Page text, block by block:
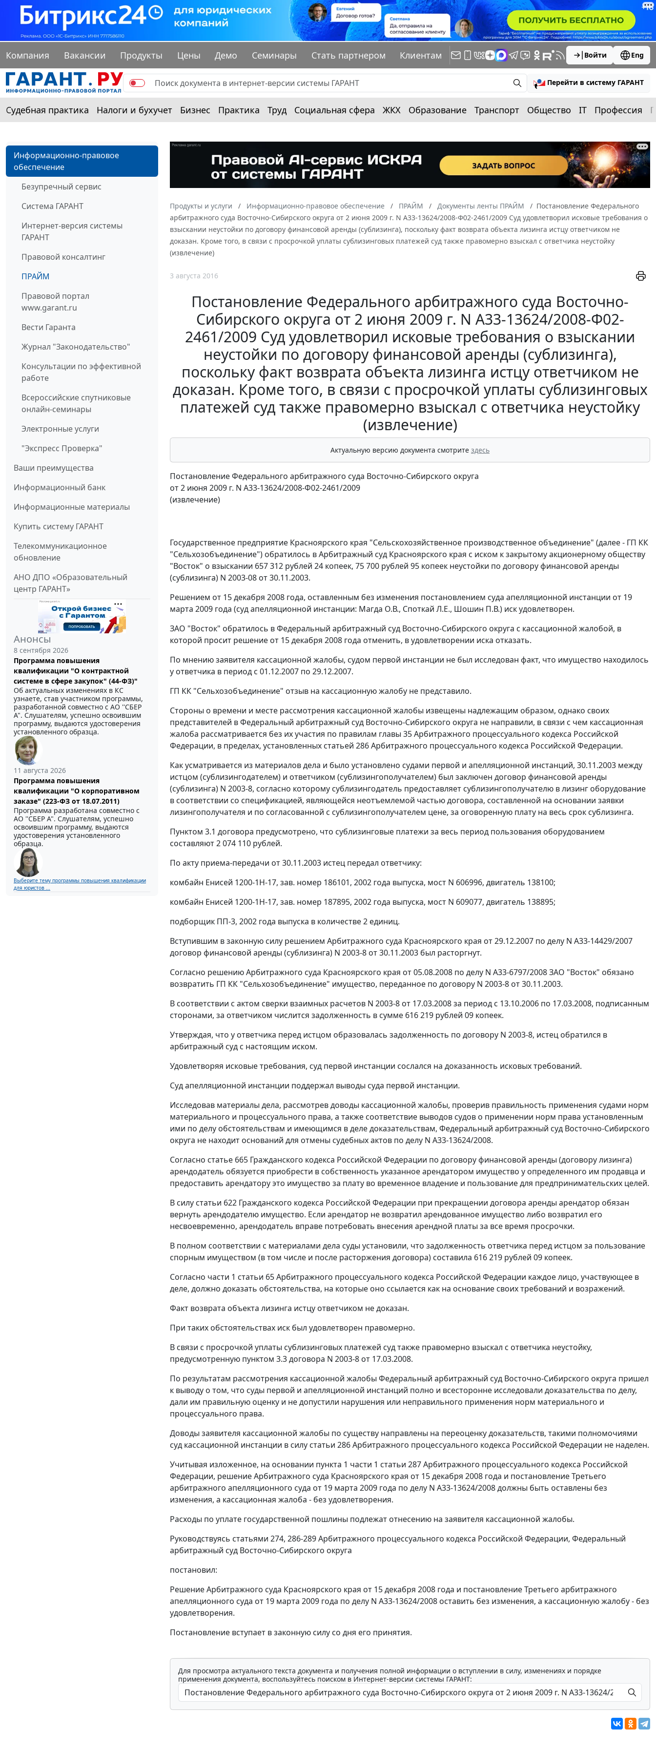
Компания Вакансии Продукты Цены Демо Семинары Стать партнером Клиентам Войти Eng
Перейти в систему ГАРАНТ
Судебная практика Налоги и бухучет Бизнес Практика Труд Социальная сфера ЖКХ Образование Транспорт Общество IT Профессия
Информационно-правовое
обеспечение
Безупречный сервис
Система ГАРАНТ
Интернет-версия системы
ГАРАНТ
Правовой консалтинг
ПРАЙМ
Правовой портал
www.garant.ru
Вести Гаранта
Журнал "Законодательство"
Консультации по эффективной
работе
Всероссийские спутниковые
онлайн-семинары
Электронные услуги
"Экспресс Проверка"
Ваши преимущества
Информационный банк
Информационные материалы
Купить систему ГАРАНТ
Телекоммуникационное
обновление
АНО ДПО «Образовательный
центр ГАРАНТ»
Анонсы
8 сентября 2026
Программа повышения
квалификации "О контрактной
системе в сфере закупок" (44-ФЗ)"
Об актуальных изменениях в КС
узнаете, став участником программы,
разработанной совместно с АО ''СБЕР
А". Слушателям, успешно освоившим
программу, выдаются удостоверения
установленного образца.
11 августа 2026
Программа повышения
квалификации "О корпоративном
заказе" (223-ФЗ от 18.07.2011)
Программа разработана совместно с
АО ''СБЕР А". Слушателям, успешно
освоившим программу, выдаются
удостоверения установленного
образца.
Выберите тему программы повышения квалификации
для юристов ...
Продукты и услуги Информационно-правовое обеспечение ПРАЙМ Документы ленты ПРАЙМ
Постановление Федерального
арбитражного суда Восточно-Сибирского округа от 2 июня 2009 г. N А33-13624/2008-Ф02-2461/2009 Суд удовлетворил исковые требования о
взыскании неустойки по договору финансовой аренды (сублизинга), поскольку факт возврата объекта лизинга истцу ответчиком не
доказан. Кроме того, в связи с просрочкой уплаты сублизинговых платежей суд также правомерно взыскал с ответчика неустойку
(извлечение)
3 августа 2016
Постановление Федерального арбитражного суда Восточно-
Сибирского округа от 2 июня 2009 г. N А33-13624/2008-Ф02-
2461/2009 Суд удовлетворил исковые требования о взыскании
неустойки по договору финансовой аренды (сублизинга),
поскольку факт возврата объекта лизинга истцу ответчиком не
доказан. Кроме того, в связи с просрочкой уплаты сублизинговых
платежей суд также правомерно взыскал с ответчика неустойку
(извлечение)
Актуальную версию документа смотрите здесь
Постановление Федерального арбитражного суда Восточно-Сибирского округа
от 2 июня 2009 г. N А33-13624/2008-Ф02-2461/2009
(извлечение)
Государственное предприятие Красноярского края "Сельскохозяйственное производственное объединение" (далее - ГП КК
"Сельхозобъединение") обратилось в Арбитражный суд Красноярского края с иском к закрытому акционерному обществу
"Восток" о взыскании 657 312 рублей 24 копеек, 75 700 рублей 95 копеек неустойки по договору финансовой аренды
(сублизинга) N 2003-08 от 30.11.2003.
Решением от 15 декабря 2008 года, оставленным без изменения постановлением суда апелляционной инстанции от 19
марта 2009 года (суд апелляционной инстанции: Магда О.В., Споткай Л.Е., Шошин П.В.) иск удовлетворен.
ЗАО "Восток" обратилось в Федеральный арбитражный суд Восточно-Сибирского округа с кассационной жалобой, в
которой просит решение от 15 декабря 2008 года отменить, в удовлетворении иска отказать.
По мнению заявителя кассационной жалобы, судом первой инстанции не был исследован факт, что имущество находилось
у ответчика в период с 01.12.2007 по 29.12.2007.
ГП КК "Сельхозобъединение" отзыв на кассационную жалобу не представило.
Стороны о времени и месте рассмотрения кассационной жалобы извещены надлежащим образом, однако своих
представителей в Федеральный арбитражный суд Восточно-Сибирского округа не направили, в связи с чем кассационная
жалоба рассматривается без их участия по правилам главы 35Арбитражного процессуального кодекса Российской
Федерации, в пределах, установленных статьей 286Арбитражного процессуального кодекса Российской Федерации.
Как усматривается из материалов дела и было установлено судами первой и апелляционной инстанций, 30.11.2003 между
истцом (сублизингодателем) и ответчиком (сублизингополучателем) был заключен договор финансовой аренды
(сублизинга) N 2003-8, согласно которому сублизингодатель предоставляет сублизингополучателю в лизинг оборудование
в соответствии со спецификацией, являющейся неотъемлемой частью договора, составленной на основании заявки
лизингополучателя и по согласованной с сублизингополучателем цене, за оговоренную плату на весь срок сублизинга.
Пунктом 3.1 договора предусмотрено, что сублизинговые платежи за весь период пользования оборудованием
составляют 2 074 110 рублей.
По акту приема-передачи от 30.11.2003 истец передал ответчику:
комбайн Енисей 1200-1Н-17, зав. номер 186101, 2002 года выпуска, мост N 606996, двигатель 138100;
комбайн Енисей 1200-1Н-17, зав. номер 187895, 2002 года выпуска, мост N 609077, двигатель 138895;
подборщик ПП-3, 2002 года выпуска в количестве 2 единиц.
Вступившим в законную силу решением Арбитражного суда Красноярского края от 29.12.2007 по делу N А33-14429/2007
договор финансовой аренды (сублизинга) N 2003-8 от 30.11.2003 был расторгнут.
Согласно решению Арбитражного суда Красноярского края от 05.08.2008 по делу N А33-6797/2008 ЗАО "Восток" обязано
возвратить ГП КК "Сельхозобъединение" имущество, переданное по договору N 2003-8 от 30.11.2003.
В соответствии с актом сверки взаимных расчетов N 2003-8 от 17.03.2008 за период с 13.10.2006 по 17.03.2008, подписанным
сторонами, за ответчиком числится задолженность в сумме 616 219 рублей 09 копеек.
Утверждая, что у ответчика перед истцом образовалась задолженность по договору N 2003-8, истец обратился в
арбитражный суд с настоящим иском.
Удовлетворяя исковые требования, суд первой инстанции сослался на доказанность исковых требований.
Суд апелляционной инстанции поддержал выводы суда первой инстанции.
Исследовав материалы дела, рассмотрев доводы кассационной жалобы, проверив правильность применения судами норм
материального и процессуального права, а также соответствие выводов судов о применении норм права установленным
ими по делу обстоятельствам и имеющимся в деле доказательствам, Федеральный арбитражный суд Восточно-Сибирского
округа не находит оснований для отмены судебных актов по делу N А33-13624/2008.
Согласно статье 665 Гражданского кодекса Российской Федерации по договору финансовой аренды (договору лизинга)
арендодатель обязуется приобрести в собственность указанное арендатором имущество у определенного им продавца и
предоставить арендатору это имущество за плату во временное владение и пользование для предпринимательских целей.
В силу статьи 622 Гражданского кодекса Российской Федерации при прекращении договора аренды арендатор обязан
вернуть арендодателю имущество. Если арендатор не возвратил арендованное имущество либо возвратил его
несвоевременно, арендодатель вправе потребовать внесения арендной платы за все время просрочки.
В полном соответствии с материалами дела суды установили, что задолженность ответчика перед истцом за пользование
спорным имуществом (в том числе и после расторжения договора) составила 616 219 рублей 09 копеек.
Согласно части 1 статьи 65Арбитражного процессуального кодекса Российской Федерации каждое лицо, участвующее в
деле, должно доказать обстоятельства, на которые оно ссылается как на основание своих требований и возражений.
Факт возврата объекта лизинга истцу ответчиком не доказан.
При таких обстоятельствах иск был удовлетворен правомерно.
В связи с просрочкой уплаты сублизинговых платежей суд также правомерно взыскал с ответчика неустойку,
предусмотренную пунктом 3.3 договора N 2003-8 от 17.03.2008.
По результатам рассмотрения кассационной жалобы Федеральный арбитражный суд Восточно-Сибирского округа пришел
к выводу о том, что суды первой и апелляционной инстанций полно и всесторонне исследовали доказательства по делу,
дали им правильную оценку и не допустили нарушения или неправильного применения норм материального и
процессуального права.
Доводы заявителя кассационной жалобы по существу направлены на переоценку доказательств, такими полномочиями
суд кассационной инстанции в силу статьи 286Арбитражного процессуального кодекса Российской Федерации не наделен.
Учитывая изложенное, на основании пункта 1 части 1 статьи 287Арбитражного процессуального кодекса Российской
Федерации, решение Арбитражного суда Красноярского края от 15 декабря 2008 года и постановление Третьего
арбитражного апелляционного суда от 19 марта 2009 года по делу N А33-13624/2008 должны быть оставлены без
изменения, а кассационная жалоба - без удовлетворения.
Расходы по уплате государственной пошлины подлежат отнесению на заявителя кассационной жалобы.
Руководствуясь статьями 274, 286-289Арбитражного процессуального кодекса Российской Федерации, Федеральный
арбитражный суд Восточно-Сибирского округа
постановил:
Решение Арбитражного суда Красноярского края от 15 декабря 2008 года и постановление Третьего арбитражного
апелляционного суда от 19 марта 2009 года по делу N А33-13624/2008 оставить без изменения, а кассационную жалобу - без
удовлетворения.
Постановление вступает в законную силу со дня его принятия.
Для просмотра актуального текста документа и получения полной информации о вступлении в силу, изменениях и порядке
применения документа, воспользуйтесь поиском в Интернет-версии системы ГАРАНТ: